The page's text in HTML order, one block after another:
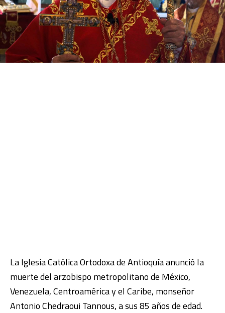
La Iglesia Católica Ortodoxa de Antioquía anunció la
muerte del arzobispo metropolitano de México,
Venezuela, Centroamérica y el Caribe, monseñor
Antonio Chedraoui Tannous, a sus 85 años de edad.